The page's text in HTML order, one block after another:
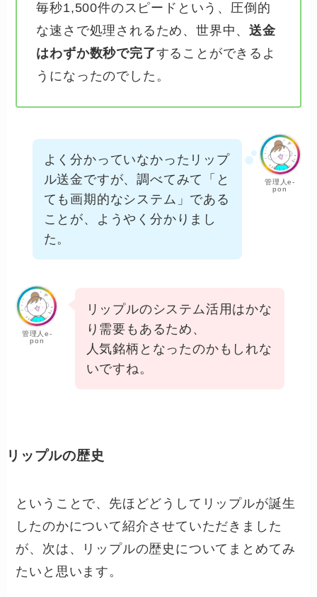
毎秒1,500件のスピードという、圧倒的
な速さで処理されるため、世界中、送金
はわずか数秒で完了することができるよ
うになったのでした。
管理人e-
pon
よく分かっていなかったリップ
ル送金ですが、調べてみて「と
ても画期的なシステム」である
ことが、ようやく分かりまし
た。
管理人e-
pon
リップルのシステム活用はかな
り需要もあるため、
人気銘柄となったのかもしれな
いですね。
リップルの歴史
ということで、先ほどどうしてリップルが誕生
したのかについて紹介させていただきました
が、次は、リップルの歴史についてまとめてみ
たいと思います。